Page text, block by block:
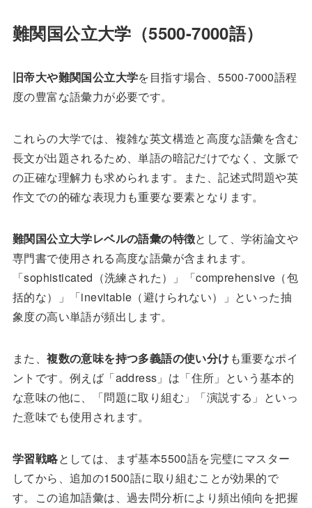
難関国公立大学（5500-7000語）
旧帝大や難関国公立大学を目指す場合、5500-7000語程
度の豊富な語彙力が必要です。
これらの大学では、複雑な英文構造と高度な語彙を含む
長文が出題されるため、単語の暗記だけでなく、文脈で
の正確な理解力も求められます。また、記述式問題や英
作文での的確な表現力も重要な要素となります。
難関国公立大学レベルの語彙の特徴として、学術論文や
専門書で使用される高度な語彙が含まれます。
「sophisticated（洗練された）」「comprehensive（包
括的な）」「inevitable（避けられない）」といった抽
象度の高い単語が頻出します。
また、複数の意味を持つ多義語の使い分けも重要なポイ
ントです。例えば「address」は「住所」という基本的
な意味の他に、「問題に取り組む」「演説する」といっ
た意味でも使用されます。
学習戦略としては、まず基本5500語を完璧にマスター
してから、追加の1500語に取り組むことが効果的で
す。この追加語彙は、過去問分析により頻出傾向を把握